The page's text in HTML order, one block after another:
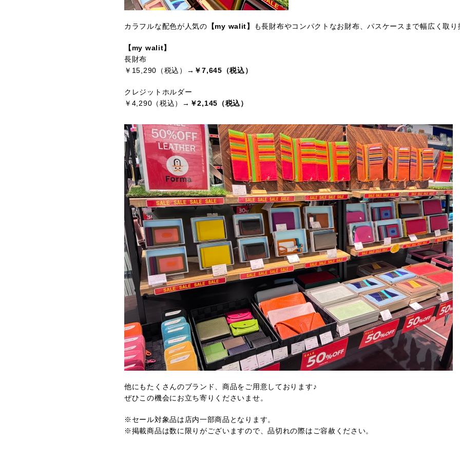
カラフルな配色が人気の 【my walit】 も長財布やコンパクトなお財布、パスケースまで幅広く取り
【my walit】
長財布
￥15,290（税込）
→￥7,645（税込）
クレジットホルダー
￥4,290（税込）→ ￥2,145（税込）
他にもたくさんのブランド、商品をご用意しております♪
ぜひこの機会にお立ち寄りくださいませ。
※セール対象品は店内一部商品となります。
※掲載商品は数に限りがございますので、品切れの際はご容赦ください。